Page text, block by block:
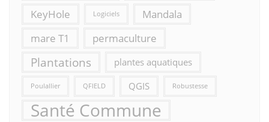
KeyHole Logiciels
Mandala
mare T1
permaculture
Plantations plantes aquatiques
Poulallier QFIELD QGIS Robustesse
Santé Commune